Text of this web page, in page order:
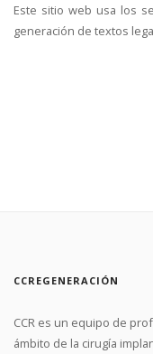
Este sitio web usa los
generación de textos
CCREGENERACIÓN
CCR es un equipo de
ámbito de la cirugía